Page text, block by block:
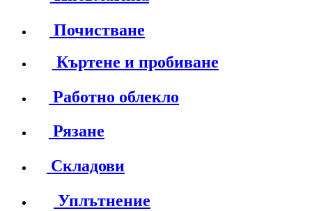
Почистване
Къртене и пробиване
Работно облекло
Рязане
Складови
Уплътнение